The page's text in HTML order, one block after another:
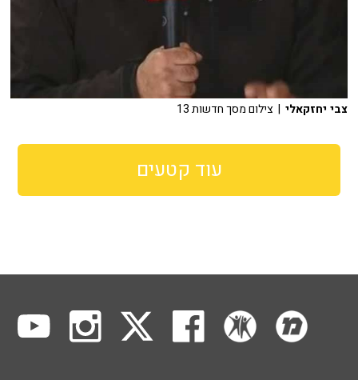
צבי יחזקאלי | צילום מסך חדשות 13
עוד קטעים